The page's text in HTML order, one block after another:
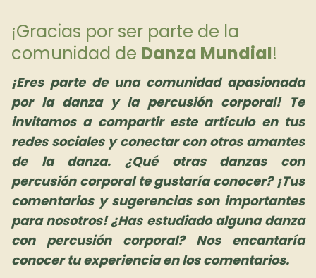
¡Gracias por ser parte de la
comunidad de Danza Mundial!
¡Eres parte de una comunidad apasionada
por la danza y la percusión corporal! Te
invitamos a compartir este artículo en tus
redes sociales y conectar con otros amantes
de la danza. ¿Qué otras danzas con
percusión corporal te gustaría conocer? ¡Tus
comentarios y sugerencias son importantes
para nosotros! ¿Has estudiado alguna danza
con percusión corporal? Nos encantaría
conocer tu experiencia en los comentarios.